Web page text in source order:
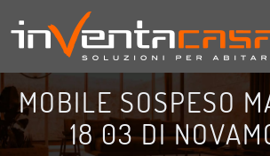
MOBILE SOSPESO
18 03 DI